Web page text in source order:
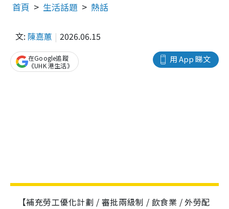
首頁 生活話題 熱話
文: 陳嘉蕙 2026.06.15
用 App 睇文
在Google追蹤
《UHK 港生活》
【補充勞工優化計劃 / 審批兩級制 / 飲食業 / 外勞配